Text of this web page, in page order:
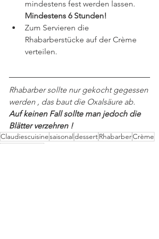
mindestens fest werden lassen.
Mindestens 6 Stunden!
Zum Servieren die
Rhabarberstücke auf der Crème
verteilen.
Rhabarber sollte nur gekocht gegessen
werden , das baut die Oxalsäure ab.
Auf keinen Fall sollte man jedoch die
Blätter verzehren !
ClaudiescuisinesaisonaldessertRhabarberCrème